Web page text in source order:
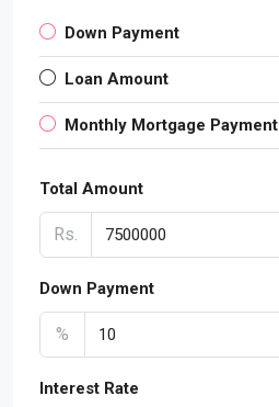
Down Payment
Loan Amount
Monthly Mortgage Payment
Total Amount
Rs.
Down Payment
%
Interest Rate